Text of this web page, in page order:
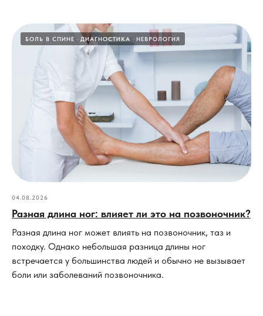
БОЛЬ В СПИНЕ ДИАГНОСТИКА НЕВРОЛОГИЯ
04.08.2026
Разная длина ног: влияет ли это на позвоночник?
Разная длина ног может влиять на позвоночник, таз и
походку. Однако небольшая разница длины ног
встречается у большинства людей и обычно не вызывает
боли или заболеваний позвоночника.